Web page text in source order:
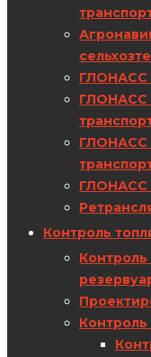
ГЛОНАСС
ГЛОНАСС
ГЛОНАСС
ГЛОНАСС
Контроль
Контроль
Контроль